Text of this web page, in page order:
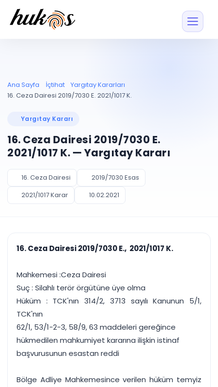
Entegrasyonu
UYAP ile otomatik
UYAP Evrak
Entegrasyonu
UETS Entegrasyonu
Tebligatları anında
Müvekkil ve taraf
Vekalet
PLANLAMA & TAKİP
Pano ve Takip
Duruşma ve görev
takvimi
Bildirim
takibi
Tek panelde uçtan uca yönetim
UYAP & UETS entegrasyonundan finansa, hepsi bir arada.
Tüm özellikleri inceleyin Ücretsiz Başlayın
Blog
Ücretsiz Başlayın Giriş Yap
Ana Sayfa İçtihat
Yargıtay Kararları
16. Ceza Dairesi 2019/7030 E. 2021/1017 K.
Yargıtay Kararı
16. Ceza Dairesi 2019/7030 E.
2021/1017 K. — Yargıtay Kararı
16. Ceza Dairesi
2019/7030 Esas
2021/1017 Karar
10.02.2021
16. Ceza Dairesi 2019/7030 E., 2021/1017 K.
Mahkemesi :Ceza Dairesi
Suç : Silahlı terör örgütüne üye olma
Hüküm : TCK'nın 314/2, 3713 sayılı Kanunun 5/1,
TCK'nın
62/1, 53/1-2-3, 58/9, 63 maddeleri gereğince
hükmedilen mahkumiyet kararına ilişkin istinaf
başvurusunun esastan reddi
Bölge Adliye Mahkemesince verilen hüküm temyiz